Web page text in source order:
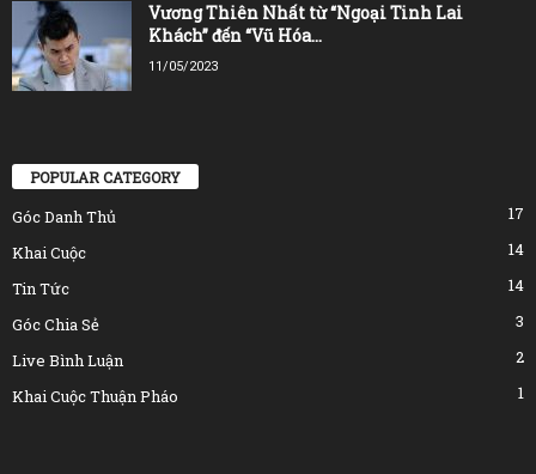
Vương Thiên Nhất từ “Ngoại Tinh Lai
Khách” đến “Vũ Hóa...
11/05/2023
POPULAR CATEGORY
Góc Danh Thủ
17
Khai Cuộc
14
Tin Tức
14
Góc Chia Sẻ
3
Live Bình Luận
2
Khai Cuộc Thuận Pháo
1